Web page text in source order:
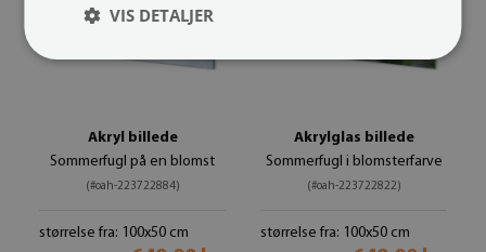
Akryl billede
Sommerfugl på en blomst
(#oah-223722884)
størrelse fra: 100x50 cm
Akrylglas billede
Sommerfugl i blomsterfarve
(#oah-223722822)
størrelse fra: 100x50 cm
VIS DETALJER